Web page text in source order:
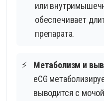
или
обеспечивает
препарата.
⚡ Метаболизм и
eCG
выводится с